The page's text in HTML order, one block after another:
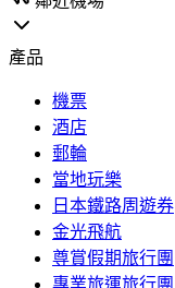
產品
機票
酒店
郵輪
當地玩樂
日本鐵路周遊券
金光飛航
尊賞假期旅行團
專業旅運旅行團